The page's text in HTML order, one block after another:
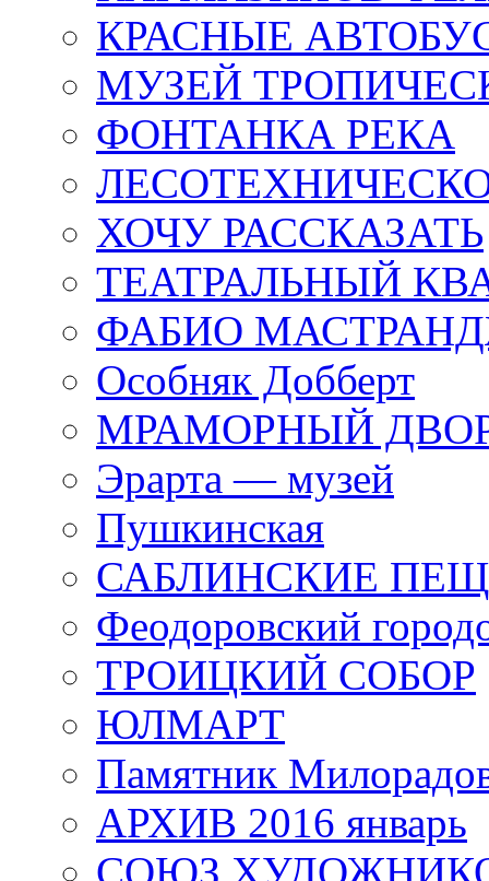
КРАСНЫЕ
МУЗЕЙ
ФОНТАНКА РЕКА
ХОЧУ РАССКАЗАТЬ
ТЕАТРАЛЬНЫЙ
ФАБИО
Особняк Добберт
МРАМОРНЫЙ
Эрарта — музей
Пушкинская
САБЛИНСКИЕ
Феодоровский
ТРОИЦКИЙ СОБОР
ЮЛМАРТ
Памятник
АРХИВ 2016 январь